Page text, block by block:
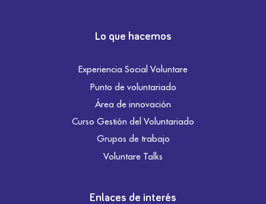
Lo que hacemos
Experiencia Social Voluntare
Punto de voluntariado
Área de innovación
Curso Gestión del Voluntariado
Grupos de trabajo
Voluntare Talks
Enlaces de interés